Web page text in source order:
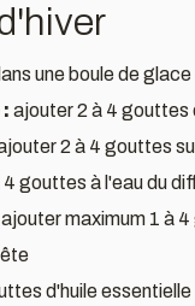
une boule de glace
ajouter 2 à 4 gouttes
2 à 4 gouttes
gouttes à l'eau du
ajouter maximum 1 à
d'huile